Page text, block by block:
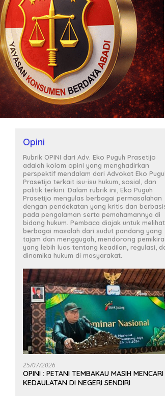
Opini
Rubrik OPINI dari Adv. Eko Puguh Prasetijo
adalah kolom opini yang menghadirkan
perspektif mendalam dari Advokat Eko
Prasetijo terkait isu-isu hukum, sosial, dan
politik terkini. Dalam rubrik ini, Eko Puguh
Prasetijo mengulas berbagai permasalahan
dengan pendekatan yang kritis dan
pada pengalaman serta pemahamannya di
bidang hukum. Pembaca diajak untuk melihat
berbagai masalah dari sudut pandang yang
tajam dan menggugah, mendorong
yang lebih luas tentang keadilan, regulasi,
dinamika hukum di masyarakat.
25/07/2026
OPINI : PETANI TEMBAKAU MASIH MENCARI
KEDAULATAN DI NEGERI SENDIRI